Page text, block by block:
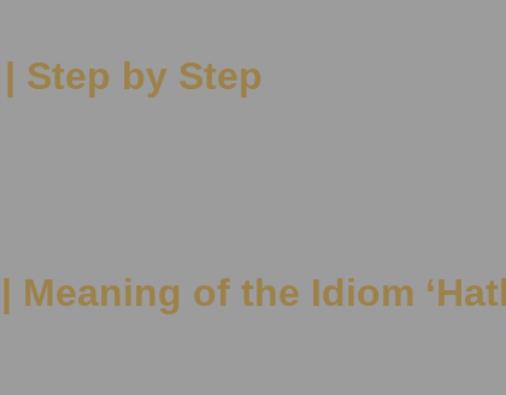
Step by Step
| Meaning of the Idiom